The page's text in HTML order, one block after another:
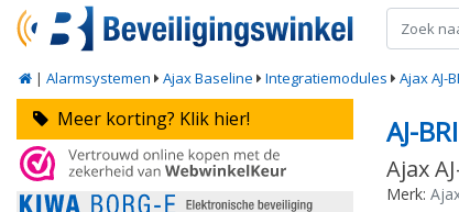
| Alarmsystemen Ajax Baseline Integratiemodules Ajax AJ-
Meer korting? Klik hier! AJ-
Ajax
Merk: